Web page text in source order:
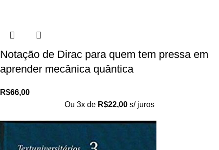
Notação de Dirac para quem tem pressa em
aprender mecânica quântica
R$66,00
Ou 3x de R$22,00 s/ juros